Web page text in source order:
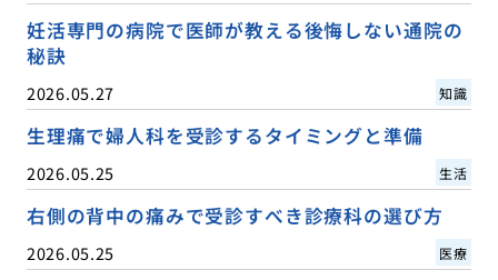
妊活専門の病院で医師が教える後悔しない通院の
秘訣
2026.05.27 知識
生理痛で婦人科を受診するタイミングと準備
2026.05.25 生活
右側の背中の痛みで受診すべき診療科の選び方
2026.05.25 医療